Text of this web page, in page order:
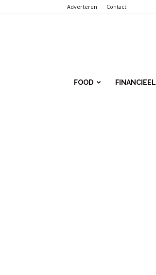
Adverteren Contact
FOOD FINANCIEEL